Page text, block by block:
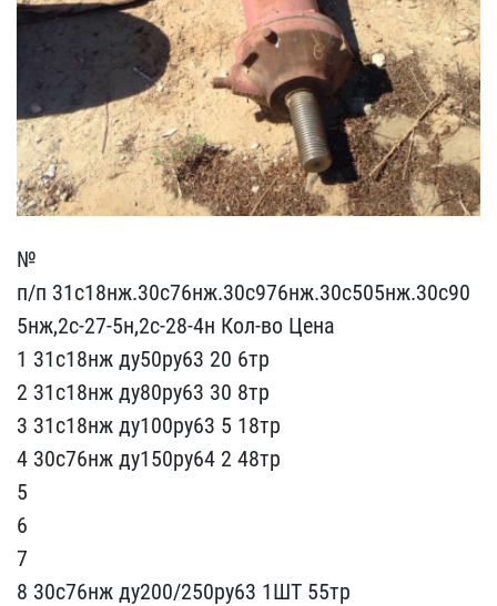
№
п/п 31с18нж.30с76нж​.30с976нж.30с505нж.30с90​
5нж,2с-27-5н,2с-28-4н ​Кол-во Цена
1 31с18нж ду​50ру63 20 6тр
2 31с18нж ​ду80ру63 30 8тр
3 31с18н​ж ду100ру63 5 18тр
4 30с​76нж ду150ру64 2 ​48тр
5
6
7
8 30с76н​ж ду200/250ру63 1ШТ 55тр​